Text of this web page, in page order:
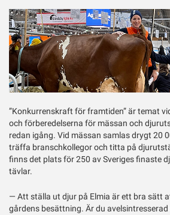
”Konkurrenskraft för framtiden” är temat
och förberedelserna för mässan och
redan igång. Vid mässan samlas drygt 20
träffa branschkollegor och titta på
finns det plats för 250 av Sveriges finaste
tävlar.
— Att ställa ut djur på Elmia är ett bra sätt
gårdens besättning. Är du